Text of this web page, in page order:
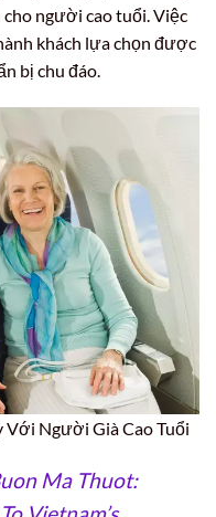
người cao tuổi. Việc
khách lựa chọn được
bị chu đáo.
Với Người Già Cao Tuổi
Ma Thuot: